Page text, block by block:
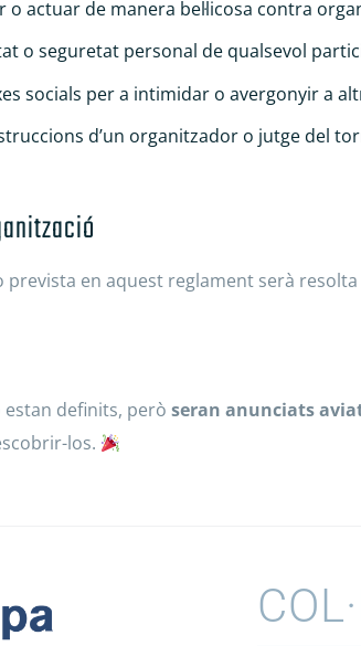
o actuar de manera bel·licosa contra
o seguretat personal de qualsevol
socials per a intimidar o avergonyir a
d’un organitzador o jutge del
prevista en aquest reglament serà
estan definits, però seran anunciats
los.